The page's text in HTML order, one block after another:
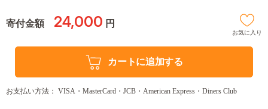
寄付金額 24,000 円
お気に入り
カートに追加する
お支払い方法： VISA・MasterCard・JCB・American Express・Diners Club